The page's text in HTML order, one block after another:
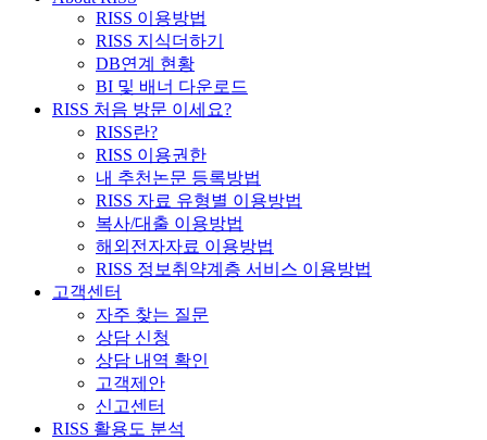
RISS 이용방법
RISS 지식더하기
DB연계 현황
BI 및 배너 다운로드
RISS 처음 방문 이세요?
RISS란?
RISS 이용권한
내 추천논문 등록방법
RISS 자료 유형별 이용방법
복사/대출 이용방법
해외전자자료 이용방법
RISS 정보취약계층 서비스 이용방법
고객센터
자주 찾는 질문
상담 신청
상담 내역 확인
고객제안
신고센터
RISS 활용도 분석